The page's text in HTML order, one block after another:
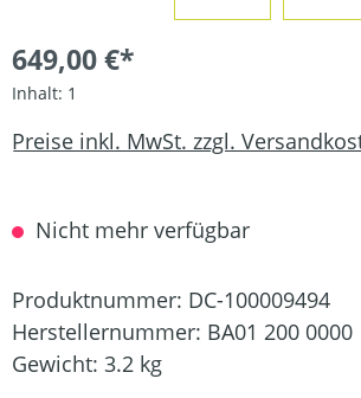
649,00 €*
Inhalt: 1
Preise inkl. MwSt. zzgl.
Nicht mehr verfügbar
Produktnummer: DC-100009494
Herstellernummer: BA01 200 0000
Gewicht: 3.2 kg